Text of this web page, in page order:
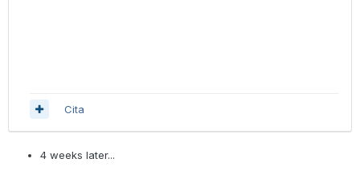
Cita
4 weeks later...